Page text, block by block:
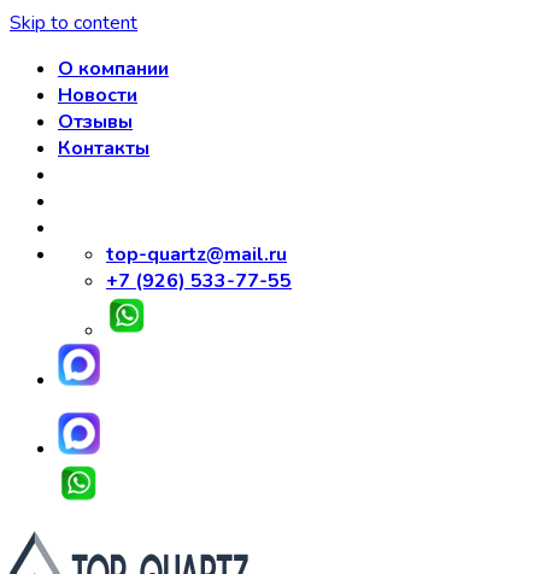
Skip to content
О компании
Новости
Отзывы
Контакты
top-quartz@mail.ru
+7 (926) 533-77-55